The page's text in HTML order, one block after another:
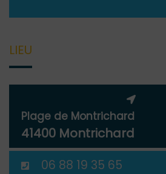
LIEU
Plage de Montrichard
41400 Montrichard
06 88 19 35 65